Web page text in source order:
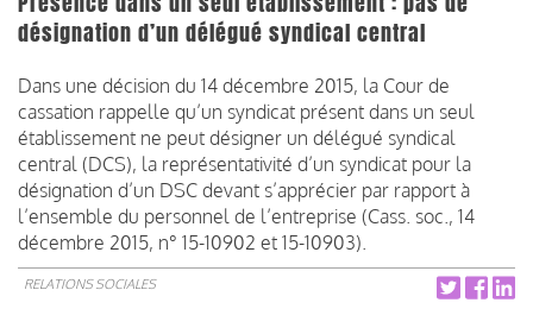
désignation d’un délégué syndical central
Dans une décision du 14 décembre 2015, la Cour de
cassation rappelle qu’un syndicat présent dans un seul
établissement ne peut désigner un délégué syndical
central (DCS), la représentativité d’un syndicat pour la
désignation d’un DSC devant s’apprécier par rapport à
l’ensemble du personnel de l’entreprise (Cass. soc., 14
décembre 2015, n° 15-10902 et 15-10903).
RELATIONS SOCIALES